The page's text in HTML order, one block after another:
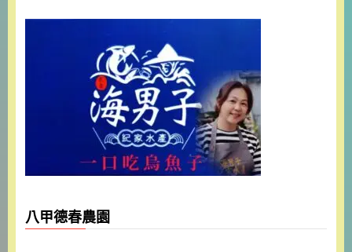
八甲德春農園